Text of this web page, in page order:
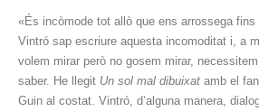
«És incòmode tot allò que ens arrossega fins
Vintró sap escriure aquesta incomoditat i, a
volem mirar però no gosem mirar,
saber. He llegit Un sol mal dibuixat amb el
Guin al costat. Vintró, d’alguna manera,